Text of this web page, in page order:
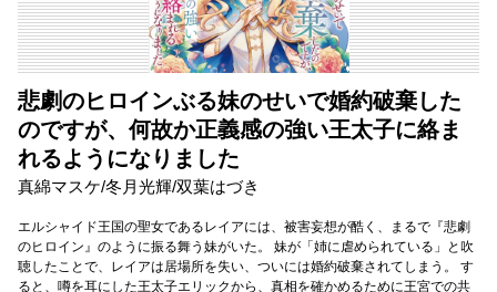
悲劇のヒロインぶる妹のせいで婚約破棄した
のですが、何故か正義感の強い王太子に絡ま
れるようになりました
真綿マスケ/冬月光輝/双葉はづき
エルシャイド王国の聖女であるレイアには、被害妄想が酷く、まるで『悲劇
のヒロイン』のように振る舞う妹がいた。 妹が「姉に虐められている」と吹
聴したことで、レイアは居場所を失い、ついには婚約破棄されてしまう。 す
ると、噂を耳にした王太子エリックから、真相を確かめるために王宮での共